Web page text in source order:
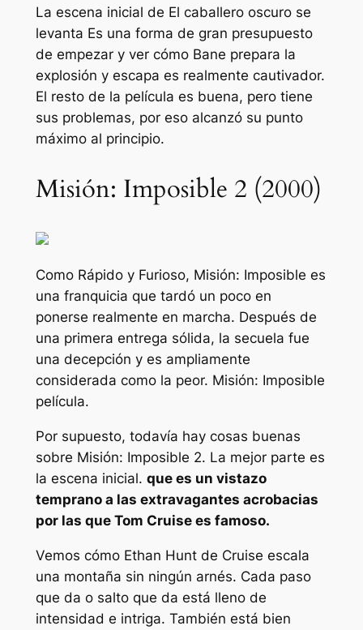
La escena inicial de El caballero oscuro se
levanta Es una forma de gran presupuesto
de empezar y ver cómo Bane prepara la
explosión y escapa es realmente cautivador.
El resto de la película es buena, pero tiene
sus problemas, por eso alcanzó su punto
máximo al principio.
Misión: Imposible 2 (2000)
Como Rápido y Furioso, Misión: Imposible es
una franquicia que tardó un poco en
ponerse realmente en marcha. Después de
una primera entrega sólida, la secuela fue
una decepción y es ampliamente
considerada como la peor. Misión: Imposible
película.
Por supuesto, todavía hay cosas buenas
sobre Misión: Imposible 2. La mejor parte es
la escena inicial. que es un vistazo
temprano a las extravagantes acrobacias
por las que Tom Cruise es famoso.
Vemos cómo Ethan Hunt de Cruise escala
una montaña sin ningún arnés. Cada paso
que da o salto que da está lleno de
intensidad e intriga. También está bien